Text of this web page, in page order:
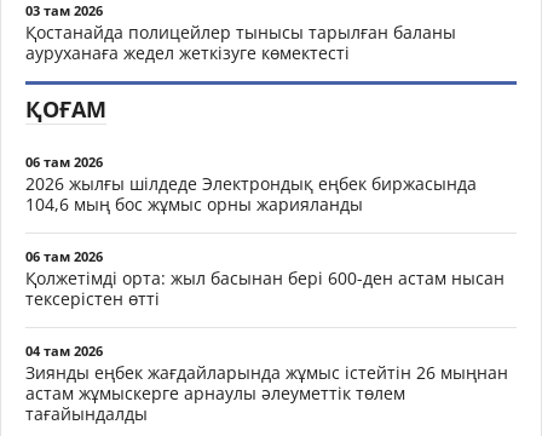
03 там 2026
Қостанайда полицейлер тынысы тарылған баланы
ауруханаға жедел жеткізуге көмектесті
ҚОҒАМ
06 там 2026
2026 жылғы шілдеде Электрондық еңбек биржасында
104,6 мың бос жұмыс орны жарияланды
06 там 2026
Қолжетімді орта: жыл басынан бері 600-ден астам нысан
тексерістен өтті
04 там 2026
Зиянды еңбек жағдайларында жұмыс істейтін 26 мыңнан
астам жұмыскерге арнаулы әлеуметтік төлем
тағайындалды